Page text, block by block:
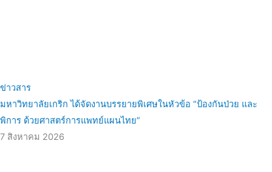
ข่าวสาร
มหาวิทยาลัยเกริก ได้จัดงานบรรยายพิเศษในหัวข้อ “ป้องกันป่วย และ
พิการ ด้วยศาสตร์การแพทย์แผนไทย”
7 สิงหาคม 2026